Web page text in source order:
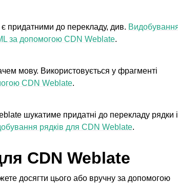
придатними до перекладу, див.
за допомогою CDN Weblate.
мову. Використовується у фрагменті
CDN Weblate.
шукатиме придатні до перекладу рядки і
рядків для CDN Weblate.
CDN Weblate
досягти цього або вручну за допомогою